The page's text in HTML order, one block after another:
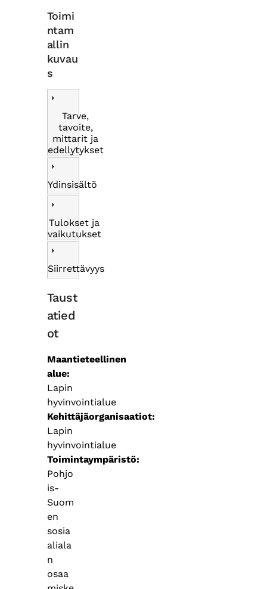
Toimi
ntam
allin
kuvau
s
Tarve,
tavoite,
mittarit ja
edellytykset
Ydinsisältö
Tulokset ja
vaikutukset
Siirrettävyys
Taust
atied
ot
Maantieteellinen
alue
Lapin
hyvinvointialue
Kehittäjäorganisaatiot
Lapin
hyvinvointialue
Toimintaympäristö
Pohjo
is-
Suom
en
sosia
aliala
n
osaa